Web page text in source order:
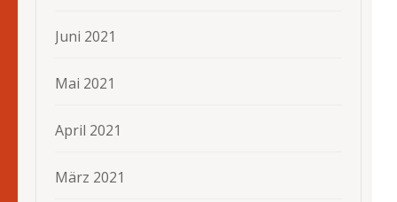
Juni 2021
Mai 2021
April 2021
März 2021